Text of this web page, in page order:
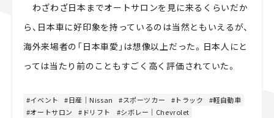
わざわざ日本までオートサロンを見に来るくらいだか
ら、日本車に好印象を持っているのは当然ともいえるが、
海外来場者の「日本車愛」は想像以上だった。日本人にと
っては当たり前のこともすごく高く評価されていた。
イベント 日産｜Nissan スポーツカー トラック
軽自動車
オートサロン
ドリフト シボレー｜Chevrolet